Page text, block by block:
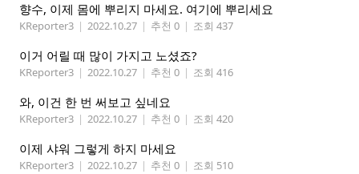
향수, 이제 몸에 뿌리지 마세요. 여기에 뿌리세요
KReporter3 | 2022.10.27 | 추천 0 | 조회 437
이거 어릴 때 많이 가지고 노셨죠?
KReporter3 | 2022.10.27 | 추천 0 | 조회 416
와, 이건 한 번 써보고 싶네요
KReporter3 | 2022.10.27 | 추천 0 | 조회 420
이제 샤워 그렇게 하지 마세요
KReporter3 | 2022.10.27 | 추천 0 | 조회 510